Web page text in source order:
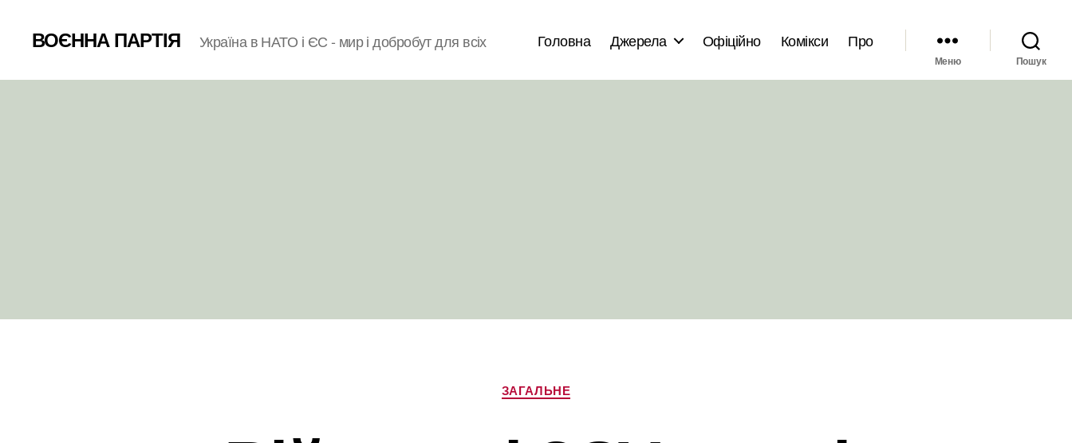
ВОЄННА ПАРТІЯ Україна в НАТО і ЄС - мир і добробут для всіх Головна Джерела Офіційно Комікси Про
Меню Пошук
Категорії
ЗАГАЛЬНЕ